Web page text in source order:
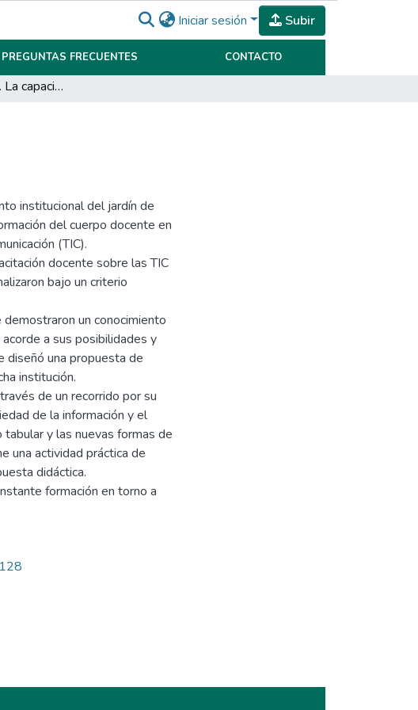
Iniciar sesión Subir
PREGUNTAS FRECUENTES CONTACTO
El jardín y las TIC. La capacitación docente
institucional del jardín de
del cuerpo docente en
(TIC).
docente sobre las TIC
bajo un criterio
un conocimiento
a sus posibilidades y
diseñó una propuesta de
institución.
de un recorrido por su
de la información y el
y las nuevas formas de
una actividad práctica de
didáctica.
formación en torno a